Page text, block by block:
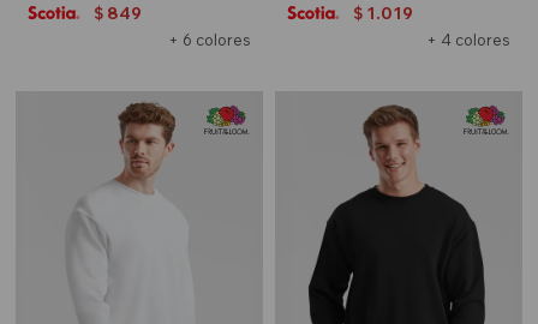
+ 6 colores
$ 849
+ 4 colores
$ 1.019